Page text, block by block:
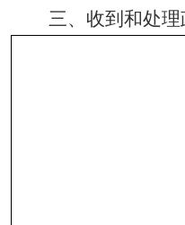
三、收到和处